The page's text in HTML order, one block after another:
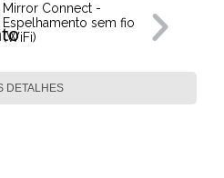
Mirror Connect -
Espelhamento sem fio
(WiFi)
DETALHES